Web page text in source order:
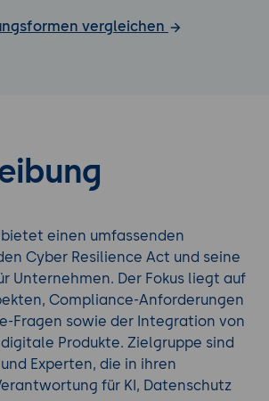
vergleichen
bietet einen umfassenden
Cyber Resilience Act und seine
Unternehmen. Der Fokus liegt auf
Compliance-Anforderungen
Fragen sowie der Integration von
Produkte. Zielgruppe sind
Experten, die in ihren
für KI, Datenschutz